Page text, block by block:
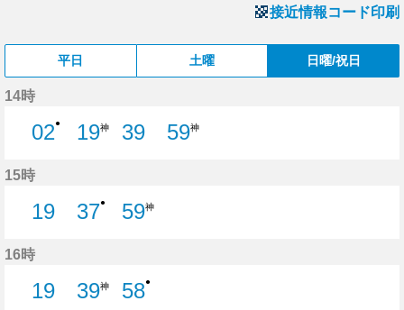
接近情報コード印刷
平日 土曜 日曜/祝日
14時
02● 19神
39
59神
15時
19
37● 59神
16時
19
39神
58●